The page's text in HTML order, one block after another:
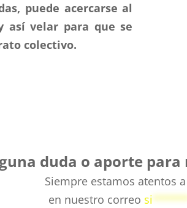
, puede acercarse al
así velar para que se
colectivo.
duda o aporte
Siempre estamos atentos
en nuestro correo si